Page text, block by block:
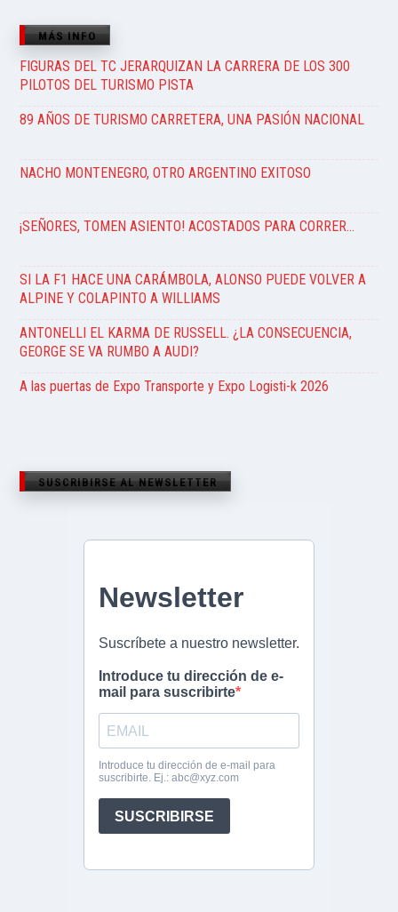
MÁS INFO
FIGURAS DEL TC JERARQUIZAN LA CARRERA DE LOS 300
PILOTOS DEL TURISMO PISTA
89 AÑOS DE TURISMO CARRETERA, UNA PASIÓN NACIONAL
NACHO MONTENEGRO, OTRO ARGENTINO EXITOSO
¡SEÑORES, TOMEN ASIENTO! ACOSTADOS PARA CORRER…
SI LA F1 HACE UNA CARÁMBOLA, ALONSO PUEDE VOLVER A
ALPINE Y COLAPINTO A WILLIAMS
ANTONELLI EL KARMA DE RUSSELL. ¿LA CONSECUENCIA,
GEORGE SE VA RUMBO A AUDI?
A las puertas de Expo Transporte y Expo Logisti-k 2026
SUSCRIBIRSE AL NEWSLETTER